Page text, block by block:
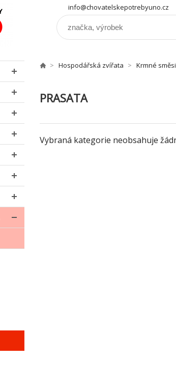
info@chovatelskepotrebyuno.cz
Hospodářská zvířata Krmné směsi
PRASATA
Vybraná kategorie neobsahuje